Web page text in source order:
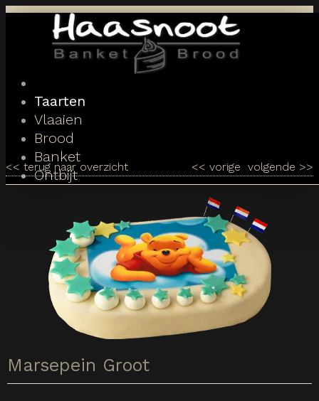
Toggle
navigation
Taarten
Vlaaien
Brood
Banket
Ontbijt
<< terug naar overzicht volgende >>
<< vorige
Marsepein Groot